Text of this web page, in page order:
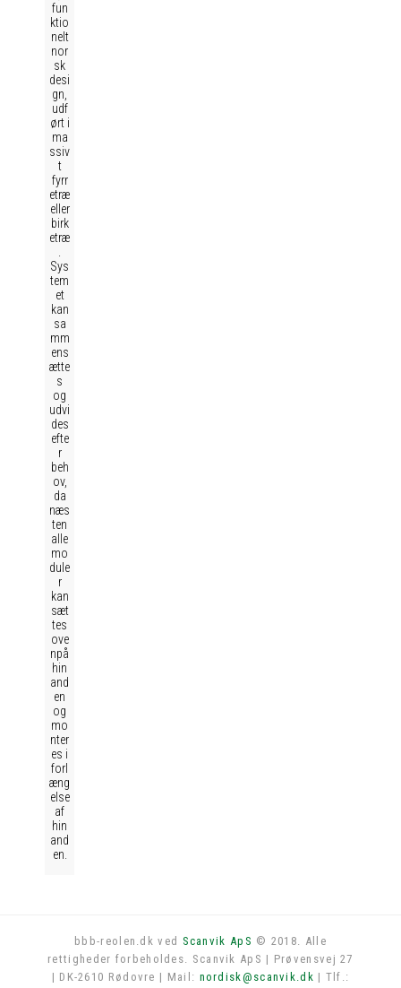
fun
ktio
nelt
nor
sk
desi
gn,
udf
ørt i
ma
ssiv
t
fyrr
etræ
eller
birk
etræ
Sys
tem
et
kan
sa
mm
ens
ætte
s
og
udvi
des
efte
r
beh
ov,
da
næs
ten
alle
mo
dule
r
kan
sæt
tes
ove
npå
hin
and
en
og
mo
nter
es i
forl
æng
else
af
hin
and
en.
bbb-reolen.dk ved Scanvik ApS © 2018. Alle
rettigheder forbeholdes. Scanvik ApS | Prøvensvej 27
| DK-2610 Rødovre | Mail: nordisk@scanvik.dk | Tlf.: